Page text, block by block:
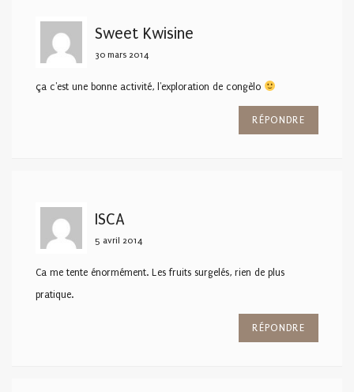
Sweet Kwisine
30 mars 2014
ça c'est une bonne activité, l'exploration de congèlo
RÉPONDRE
ISCA
5 avril 2014
Ca me tente énormément. Les fruits surgelés, rien de plus
pratique.
RÉPONDRE